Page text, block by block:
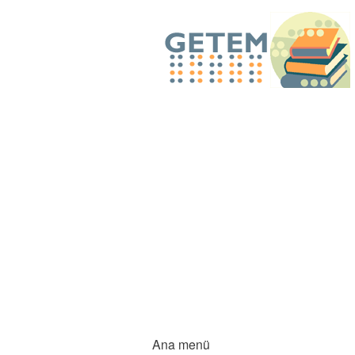
Ana menü